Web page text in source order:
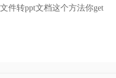
件转ppt文档这个方法你get